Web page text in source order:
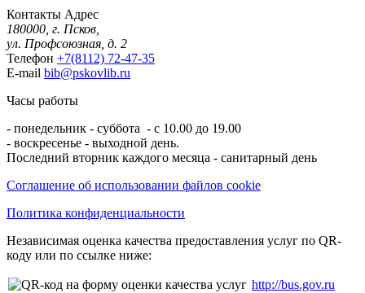
Контакты Адрес
180000, г. Псков,
ул. Профсоюзная, д. 2
Телефон +7(8112) 72-47-35
E-mail bib@pskovlib.ru
Часы работы
- понедельник - суббота - с 10.00 до 19.00
- воскресенье - выходной день.
Последний вторник каждого месяца - санитарный день
Соглашение об использовании файлов cookie
Политика конфиденциальности
Независимая оценка качества предоставления услуг по QR-
коду или по ссылке ниже:
http://bus.gov.ru